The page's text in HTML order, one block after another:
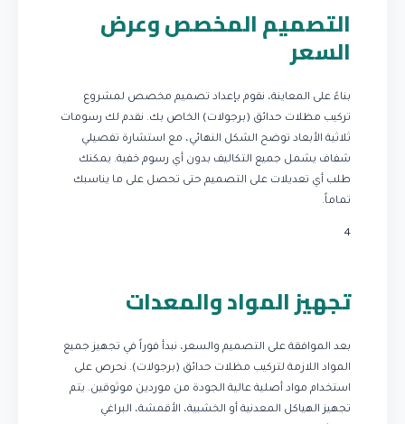
التصميم المخصص وعرض
السعر
بناءً على المعاينة، نقوم بإعداد تصميم مخصص لمشروع
تركيب مظلات حدائق (برجولات) الخاص بك. نقدم لك رسومات
ثلاثية الأبعاد توضح الشكل النهائي، مع استشارة تفصيلي
شفاف يشمل جميع التكاليف بدون أي رسوم خفية. يمكنك
طلب أي تعديلات على التصميم حتى تحصل على ما يناسبك
تماماً.
4
تجهيز المواد والمعدات
بعد الموافقة على التصميم والسعر، نبدأ فوراً في تجهيز جميع
المواد اللازمة لتركيب مظلات حدائق (برجولات). نحرص على
استخدام مواد أصلية عالية الجودة من موردين موثوقين. يتم
تجهيز الهياكل المعدنية أو الخشبية، الأقمشة، البراغي